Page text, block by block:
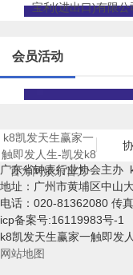
宝利(进出口)有限公
会员活动
k8凯发天生赢家一
触即发人生-凯发k8
官方网娱乐官方
广东省钟表行业协会主办
地址：广州市黄埔区中山
电话：020-81362080 传
icp备案号:16119983号-1
k8凯发天生赢家一触即发
网站地图